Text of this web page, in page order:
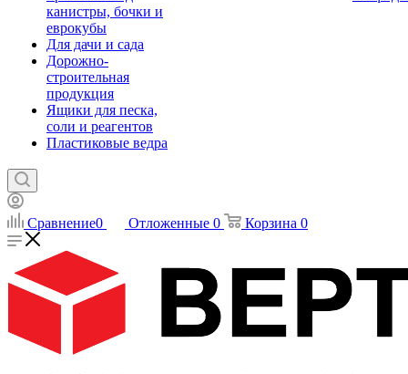
канистры, бочки и
еврокубы
Для дачи и сада
Дорожно-
строительная
продукция
Ящики для песка,
соли и реагентов
Пластиковые ведра
Сравнение0 Отложенные 0 Корзина 0